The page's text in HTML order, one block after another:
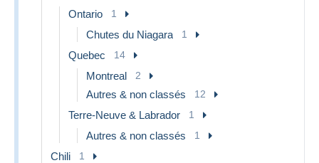
Ontario 1
Chutes du Niagara 1
Quebec 14
Montreal 2
Autres & non classés 12
Terre-Neuve & Labrador 1
Autres & non classés 1
Chili 1